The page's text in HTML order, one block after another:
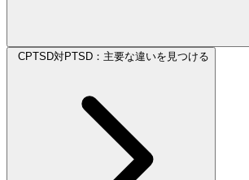
CPTSD対PTSD：主要な違いを見つける